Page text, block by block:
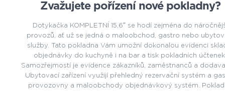
Zvažujete pořízení nové pokladny?
Dotykačka KOMPLETNÍ 15,6″ se hodí zejména do
provozů, ať už se jedná o maloobchod, gastro nebo
služby. Tato pokladna Vám umožní dokonalou evidenci
objednávky do kuchyně i na bar a tisk pokladních
Samozřejmostí je evidence zákazníků, zaměstnanců a
Ubytovací zařízení využijí přehledný rezervační systém a
provozovny a maloobchody objednávkový systém.